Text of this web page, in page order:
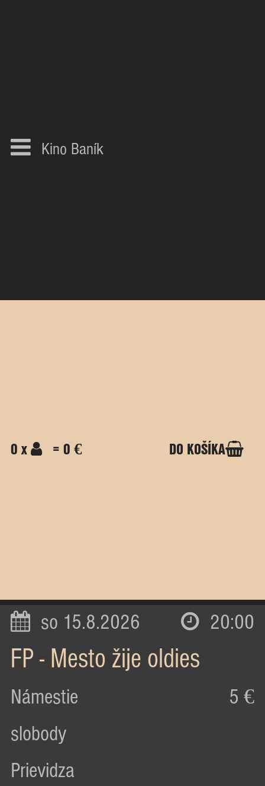
Kino Baník
0 x = 0 € DO KOŠÍKA
so 15.8.2026 20:00
FP - Mesto žije oldies
Námestie
slobody
Prievidza
5 €